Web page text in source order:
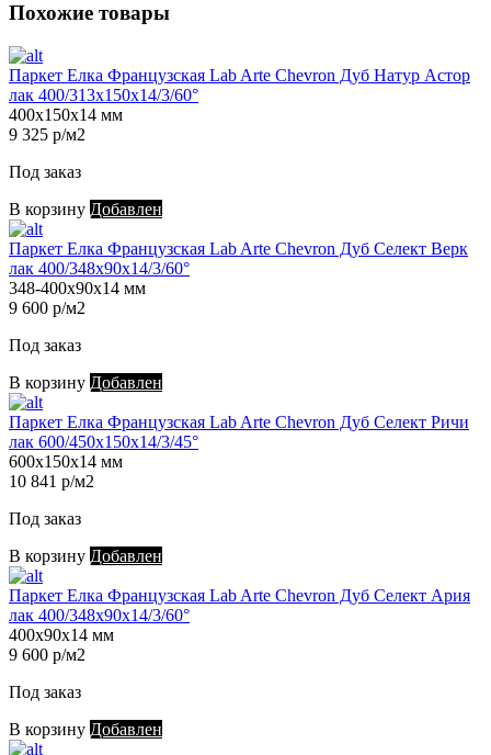
Похожие товары
Паркет Елка Французская Lab Arte Chevron Дуб Натур Астор
лак 400/313х150х14/3/60°
400х150х14 мм
9 325 р/м2
Под заказ
В корзину Добавлен
Паркет Елка Французская Lab Arte Chevron Дуб Селект Верк
лак 400/348х90х14/3/60°
348-400х90х14 мм
9 600 р/м2
Под заказ
В корзину Добавлен
Паркет Елка Французская Lab Arte Chevron Дуб Селект Ричи
лак 600/450х150х14/3/45°
600х150х14 мм
10 841 р/м2
Под заказ
В корзину Добавлен
Паркет Елка Французская Lab Arte Chevron Дуб Селект Ария
лак 400/348х90х14/3/60°
400х90х14 мм
9 600 р/м2
Под заказ
В корзину Добавлен